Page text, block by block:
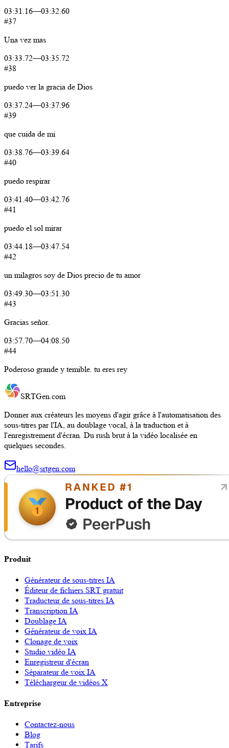
03:31.16—03:32.60
#37
Una vez mas
03:33.72—03:35.72
#38
puedo ver la gracia de Dios
03:37.24—03:37.96
#39
que cuida de mi
03:38.76—03:39.64
#40
puedo respirar
03:41.40—03:42.76
#41
puedo el sol mirar
03:44.18—03:47.54
#42
un milagros soy de Dios precio de tu amor
03:49.30—03:51.30
#43
Gracias señor.
03:57.70—04:08.50
#44
Poderoso grande y temible. tu eres rey
SRTGen.com
Donner aux créateurs les moyens d'agir grâce à l'automatisation des
sous-titres par l'IA, au doublage vocal, à la traduction et à
l'enregistrement d'écran. Du rush brut à la vidéo localisée en
quelques secondes.
hello@srtgen.com
Produit
Générateur de sous-titres IA
Éditeur de fichiers SRT gratuit
Traducteur de sous-titres IA
Transcription IA
Doublage IA
Générateur de voix IA
Clonage de voix
Studio vidéo IA
Enregistreur d'écran
Séparateur de voix IA
Téléchargeur de vidéos X
Entreprise
Contactez-nous
Blog
Tarifs